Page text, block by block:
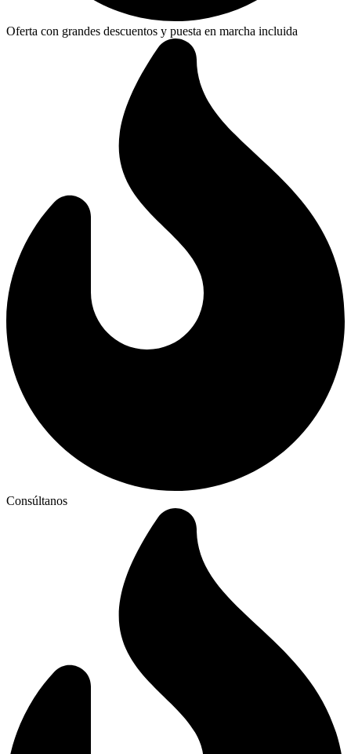
Oferta con grandes descuentos y puesta en marcha incluida
Consúltanos